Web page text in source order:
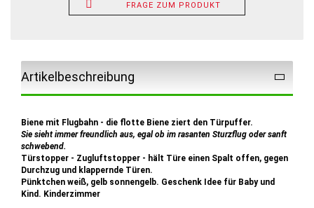
FRAGE ZUM PRODUKT
Artikelbeschreibung
Biene mit Flugbahn - die flotte Biene ziert den Türpuffer.
Sie sieht immer freundlich aus, egal ob im rasanten Sturzflug oder sanft
schwebend.
Türstopper - Zugluftstopper - hält Türe einen Spalt offen, gegen
Durchzug und klappernde Türen.
Pünktchen weiß, gelb sonnengelb. Geschenk Idee für Baby und
Kind. Kinderzimmer